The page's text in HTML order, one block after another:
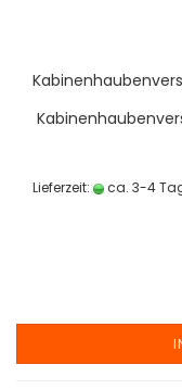
Lieferzeit: ca. 3-4